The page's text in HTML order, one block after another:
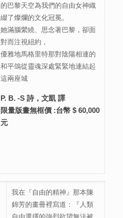
的巴黎天空為我們的自由女神織
綴了燦爛的文化冠冕。
她滿腦縈繞、思念著巴黎，卻面
對而注視紐約，
優雅地馬格里特那對陰陽相連的
和平鴿從靈魂深處緊緊地連結起
這兩座城
P. B. -S 詩，文凱 譯
限量版畫無框價 :台幣 $ 60,000
元
我在『自由的精神』那本陳
錦芳的畫冊裡寫道：『人類
自由選擇的強烈欲望無法被